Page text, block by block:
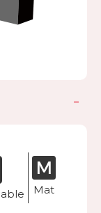
Mat